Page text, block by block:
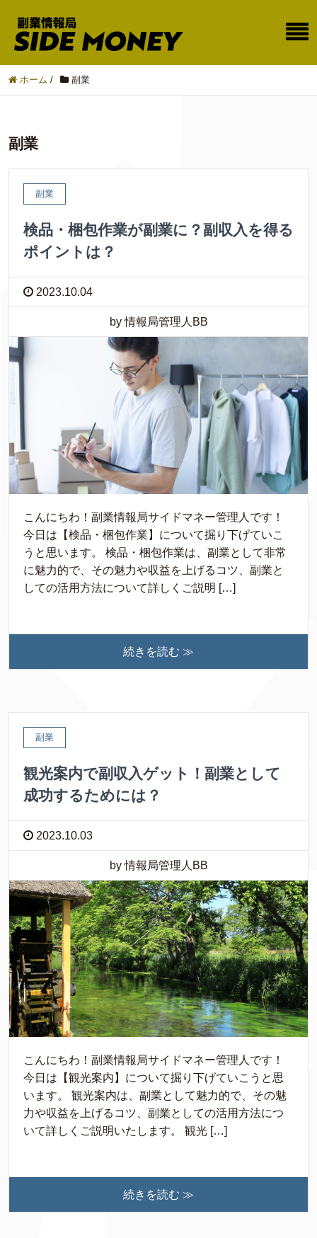
ホーム / 副業
副業
副業
検品・梱包作業が副業に？副収入を得る
ポイントは？
2023.10.04
by 情報局管理人BB
こんにちわ！副業情報局サイドマネー管理人です！
今日は【検品・梱包作業】について掘り下げていこ
うと思います。 検品・梱包作業は、副業として非常
に魅力的で、その魅力や収益を上げるコツ、副業と
しての活用方法について詳しくご説明 […]
続きを読む ≫
副業
観光案内で副収入ゲット！副業として
成功するためには？
2023.10.03
by 情報局管理人BB
こんにちわ！副業情報局サイドマネー管理人です！
今日は【観光案内】について掘り下げていこうと思
います。 観光案内は、副業として魅力的で、その魅
力や収益を上げるコツ、副業としての活用方法につ
いて詳しくご説明いたします。 観光 […]
続きを読む ≫